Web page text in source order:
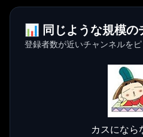
📊 同じような規模の
登録者数が近いチャンネルをピ
カスになら